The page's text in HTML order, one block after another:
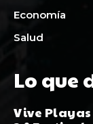
Economía
Salud
Lo que
Vive